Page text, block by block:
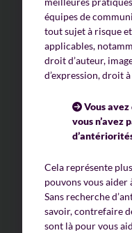
équipes de
tout sujet à risque
applicables,
droit d’auteur,
d’expression, droit
Vous
vous n’avez
Cela représente
pouvons vous aider
Sans recherche
savoir, contrefaire
sont là pour vous